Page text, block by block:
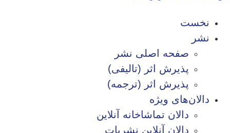
نخست
نشر
صفحه اصلی نشر
پذیرش اثر (تالیفی)
پذیرش اثر (ترجمه)
دالان‌های ویژه
دالان تماشاخانه آنلاین
دالان آنلاین نشریات